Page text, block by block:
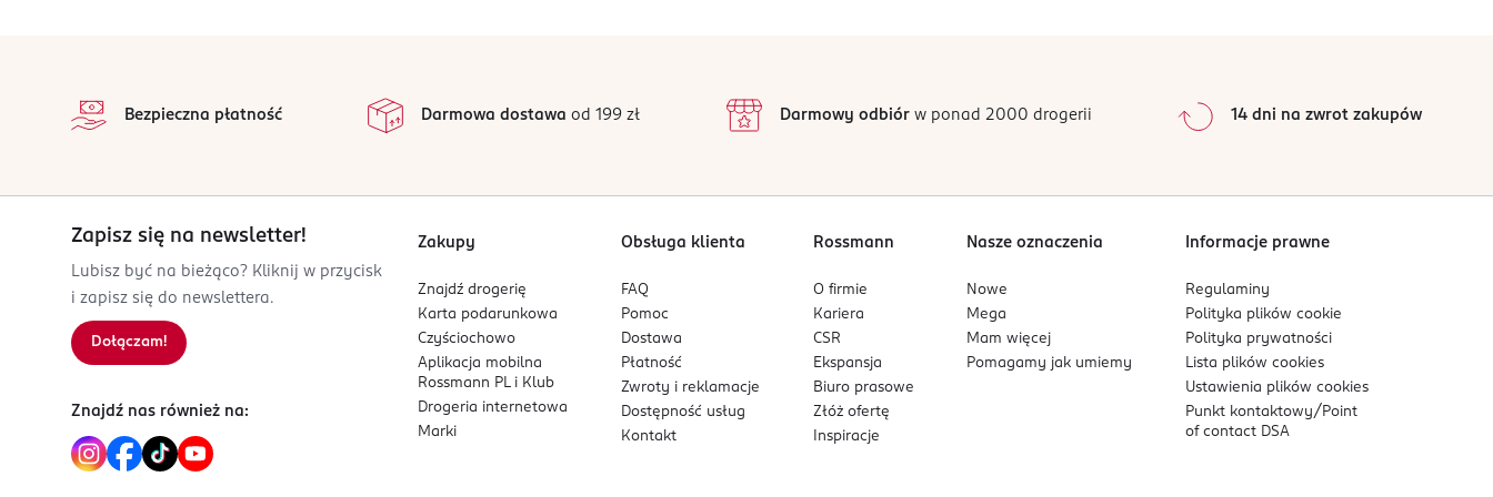
FR-Francja
0 800897 261764
2
1
0%
Sortowanie wgdata: od najnowszej
Bezpieczna płatność Darmowa dostawa od 199 zł Darmowy odbiórw ponad 2000 drogerii 14 dni na zwrot zakupów
Zapisz się na newsletter!
Lubisz być na bieżąco? Kliknij w przycisk
i zapisz się do newslettera.
Dołączam!
Znajdź nas również na:
Zakupy
Znajdź drogerię
Karta podarunkowa
Czyściochowo
Aplikacja mobilna
Rossmann PL i Klub
Drogeria internetowa
Marki
Obsługa klienta
FAQ
Pomoc
Dostawa
Płatność
Zwroty i reklamacje
Dostępność usług
Kontakt
Rossmann
O firmie
Kariera
CSR
Ekspansja
Biuro prasowe
Złóż ofertę
Inspiracje
Nasze oznaczenia
Nowe
Mega
Mam więcej
Pomagamy jak umiemy
Informacje prawne
Regulaminy
Polityka plikówcookie
Polityka prywatności
Lista plikówcookies
Ustawienia plikówcookies
Punkt kontaktowy/ Point
of contact DSA